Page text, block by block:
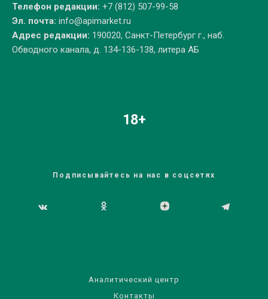
Телефон редакции: +7 (812) 507-99-58
Эл. почта: info@apimarket.ru
Адрес редакции: 190020, Санкт-Петербург г., наб.
Обводного канала, д. 134-136-138, литера АБ
18+
Подписывайтесь на нас в соцсетях
Аналитический центр
Контакты